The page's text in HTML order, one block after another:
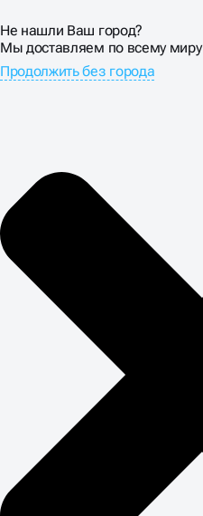
Не нашли Ваш город?
Мы доставляем по всему миру
Продолжить без города